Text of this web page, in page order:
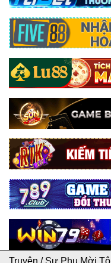
Truyện / Sư Phụ Mời